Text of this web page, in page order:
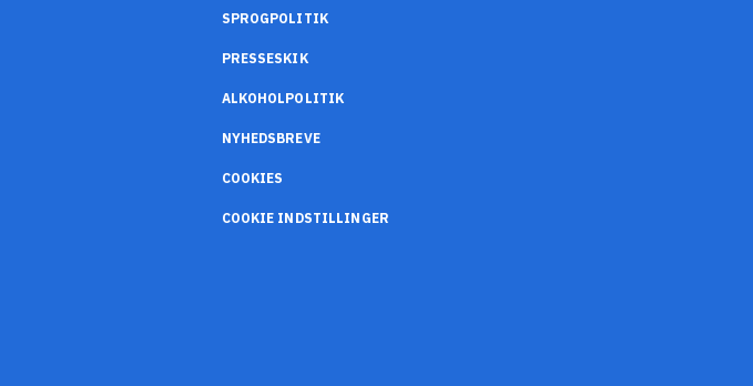
SPROGPOLITIK
PRESSESKIK
ALKOHOLPOLITIK
NYHEDSBREVE
COOKIES
COOKIE INDSTILLINGER